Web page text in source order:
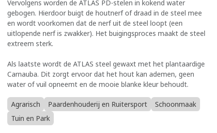
Vervolgens worden de ATLAS PD-stelen in kokend water
gebogen. Hierdoor buigt de houtnerf of draad in de steel mee
en wordt voorkomen dat de nerf uit de steel loopt (een
uitlopende nerf is zwakker). Het buigingsproces maakt de steel
extreem sterk.
Als laatste wordt de ATLAS steel gewaxt met het plantaardige
Carnauba. Dit zorgt ervoor dat het hout kan ademen, geen
water of vuil opneemt en de mooie blanke kleur behoudt.
Agrarisch Paardenhouderij en Ruitersport
Schoonmaak
Tuin en Park